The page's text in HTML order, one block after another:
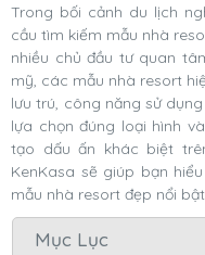
Trong bối cảnh du lịch
cầu tìm kiếm mẫu nhà
nhiều chủ đầu tư quan
mỹ, các mẫu nhà resort
lưu trú, công năng sử
lựa chọn đúng loại hình
tạo dấu ấn khác biệt
KenKasa sẽ giúp bạn
mẫu nhà resort đẹp nổi
Mục Lục